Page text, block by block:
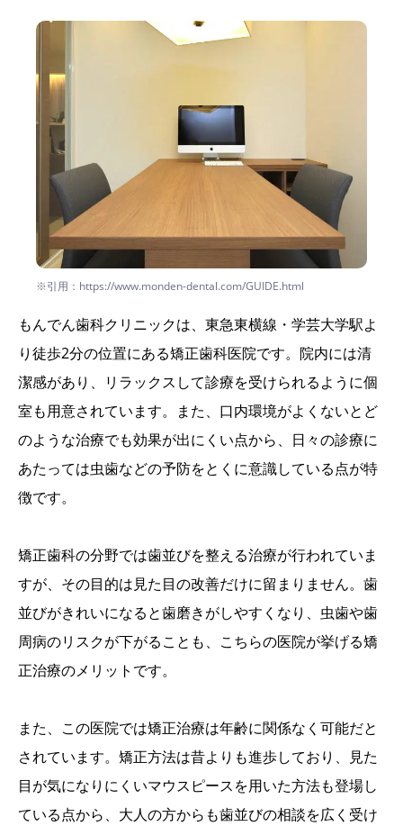
※引用：https://www.monden-dental.com/GUIDE.html
もんでん歯科クリニックは、東急東横線・学芸大学駅よ
り徒歩2分の位置にある矯正歯科医院です。院内には清
潔感があり、リラックスして診療を受けられるように個
室も用意されています。また、口内環境がよくないとど
のような治療でも効果が出にくい点から、日々の診療に
あたっては虫歯などの予防をとくに意識している点が特
徴です。
矯正歯科の分野では歯並びを整える治療が行われていま
すが、その目的は見た目の改善だけに留まりません。歯
並びがきれいになると歯磨きがしやすくなり、虫歯や歯
周病のリスクが下がることも、こちらの医院が挙げる矯
正治療のメリットです。
また、この医院では矯正治療は年齢に関係なく可能だと
されています。矯正方法は昔よりも進歩しており、見た
目が気になりにくいマウスピースを用いた方法も登場し
ている点から、大人の方からも歯並びの相談を広く受け